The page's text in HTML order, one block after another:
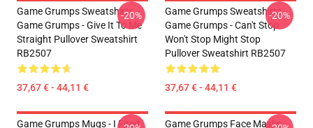
Game Grumps Sweatshirts -
Game Grumps - Give It To Me
Straight Pullover Sweatshirt
RB2507
37,67 € - 44,11 €
-20%
Game Grumps Sweatshirts -
Game Grumps - Can't Stop
Won't Stop Might Stop
Pullover Sweatshirt RB2507
37,67 € - 44,11 €
-20%
Game Grumps Mugs - I Fired
Game Grumps Face Masks -